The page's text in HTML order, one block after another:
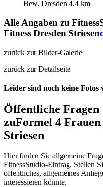
Bew. Dresden 4.4 km
Alle Angaben zu
Fitness Dresden Striesen
zurück zur Bilder-Galerie
zurück zur Detailseite
Leider sind noch keine Fotos
Öffentliche Fragen
zuFormel 4 Frauen
Striesen
Hier finden Sie allgemeine
FitnessStudio-Eintrag. Stellen
öffentliches, allgemeines
interessieren könnte.